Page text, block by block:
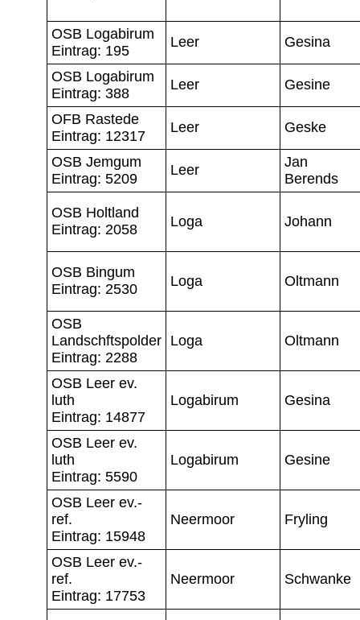
OSB Logabirum
Eintrag: 195
Leer Gesina
OSB Logabirum
Eintrag: 388
Leer Gesine
OFB Rastede
Eintrag: 12317
Leer Geske
OSB Jemgum
Eintrag: 5209
Leer
Jan
Berends
OSB Holtland
Eintrag: 2058
Loga Johann
OSB Bingum
Eintrag: 2530
Loga Oltmann
OSB
Landschftspolder
Eintrag: 2288
Loga Oltmann
OSB Leer ev.
luth
Eintrag: 14877
Logabirum Gesina
OSB Leer ev.
luth
Eintrag: 5590
Logabirum Gesine
OSB Leer ev.-
ref.
Eintrag: 15948
Neermoor Fryling
OSB Leer ev.-
ref.
Eintrag: 17753
Neermoor Schwanke